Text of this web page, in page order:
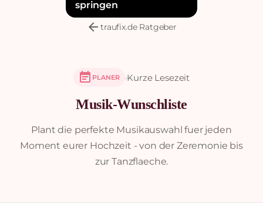
arrow_backtraufix.de Ratgeber
event_note PLANER ·Kurze Lesezeit
Musik-Wunschliste
Plant die perfekte Musikauswahl fuer jeden
Moment eurer Hochzeit - von der Zeremonie bis
zur Tanzflaeche.
springen